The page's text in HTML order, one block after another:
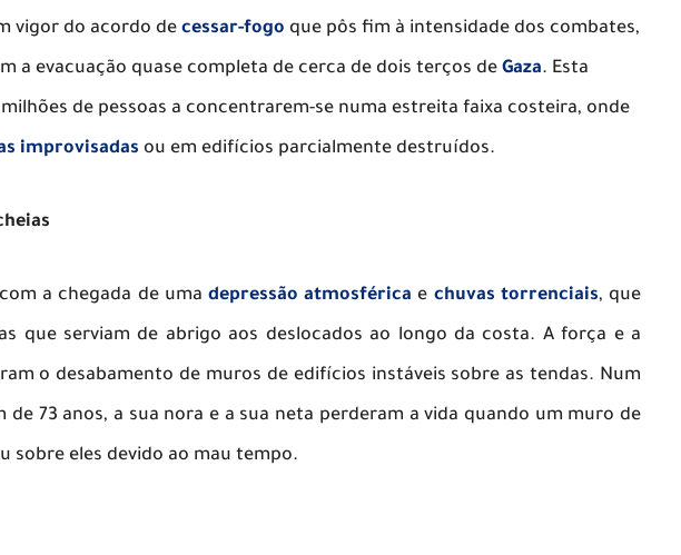
vigor do acordo de cessar-fogo que pôs fim à intensidade dos combates,
a evacuação quase completa de cerca de dois terços de Gaza. Esta
de pessoas a concentrarem-se numa estreita faixa costeira, onde
improvisadas ou em edifícios parcialmente destruídos.
a chegada de uma depressão atmosférica e chuvas torrenciais, que
que serviam de abrigo aos deslocados ao longo da costa. A força e a
o desabamento de muros de edifícios instáveis sobre as tendas. Num
73 anos, a sua nora e a sua neta perderam a vida quando um muro de
sobre eles devido ao mau tempo.